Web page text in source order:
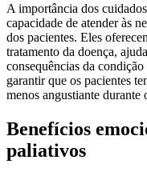
A importância dos
capacidade de atender às
dos pacientes. Eles
tratamento da doença,
consequências da
garantir que os pacientes
menos angustiante durante
Benefícios
paliativos